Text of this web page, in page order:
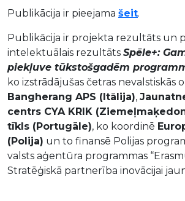
Publikācija ir pieejama šeit.
Publikācija ir projekta rezultāts un
intelektuālais rezultāts Spēle+:
piekļuve tūkstošgadēm
ko izstrādājušas četras nevalstiskās
Bangherang APS (Itālija),
centrs CYA KRIK
tīkls (Portugāle), ko koordinē
(Polija) un to finansē Polijas
valsts aģentūra programmas
Stratēģiskā partnerība inovācijai